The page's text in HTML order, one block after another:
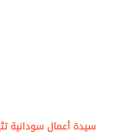
سيدة أعمال سودانية